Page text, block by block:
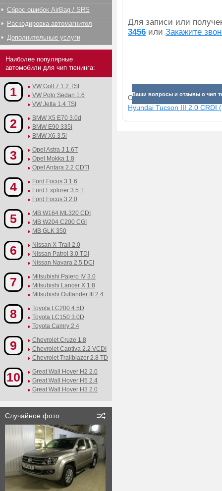
Для записи или
3456 или Закажите
Ваши вопросы и отзывы о чип
Смотрите прибавки для
Hyundai Tucson III 2.0 CRDI
Сброс ошибок AirBag / SRS
Раскодировка автомагнитол
Дополнительные услуги
Наиболее популярные
автомобили для чип тюнинга:
1
VW Golf 7 1.2 TSI
VW Polo Sedan 1.6
VW Jetta 1.4 TSI
2
BMW X5 E70 3.0d
BMW E90 335i
BMW X6 3.5i
3
Opel Astra J 1.6T
Opel Mokka 1.8
Opel Antara 2.2 CDTI
4
Ford Focus 3 1.6
Ford Explorer 3.5 T
Ford Focus 3 2.0
5
MB W164 ML320 CDI
MB W204 C200 CGI
MB GLK 350
6
Nissan X-Trail 2.0
Nissan Patrol 3.0 TDI
Nissan Navara 2.5 DCI
7
Mitsubishi Pajero IV 3.0
Mitsubishi Lancer X 1.8
Mitsubishi Outlander III 2.4
8
Toyota LC200 4.5D
Toyota LC150 3.0D
Toyota Camry 2.4
9
Chevrolet Cruze 1.8
Chevrolet Captiva 2.2 VCDI
Chevrolet Trailblazer 2.8 TD
10
Great Wall Hover H2 2.0
Great Wall Hover H5 2.4
Great Wall Hover H3 2.0
Случайное фото